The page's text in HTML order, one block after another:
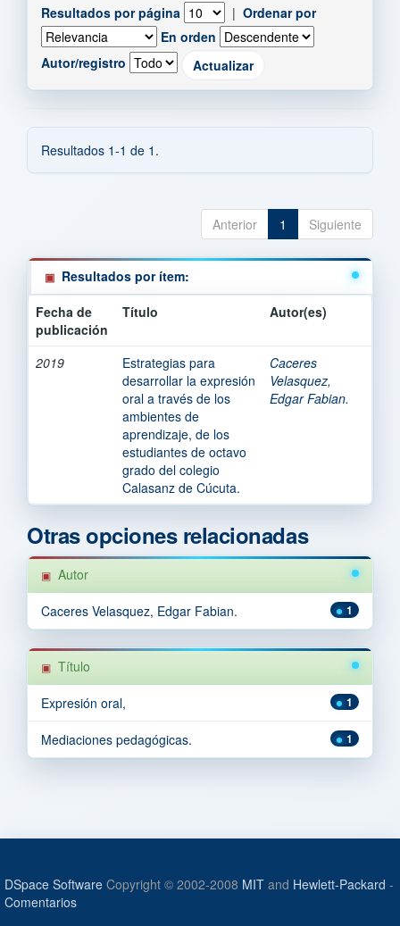
Resultados por página | Ordenar por
En orden
Autor/registro
Resultados 1-1 de 1.
Anterior 1 Siguiente
Resultados por ítem:
Fecha de
publicación
Título Autor(es)
2019
Estrategias para
desarrollar la expresión
oral a través de los
ambientes de
aprendizaje, de los
estudiantes de octavo
grado del colegio
Calasanz de Cúcuta.
Caceres
Velasquez,
Edgar Fabian.
Otras opciones relacionadas
Autor
1
Caceres Velasquez, Edgar Fabian.
Título
1
Expresión oral,
1
Mediaciones pedagógicas.
DSpace Software Copyright © 2002-2008 MIT and Hewlett-Packard -
Comentarios